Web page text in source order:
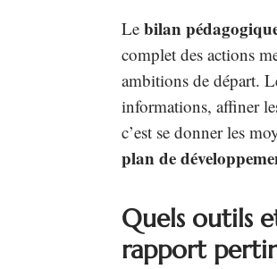
Le bilan
complet des actions
ambitions de départ.
informations, affiner
c’est se donner les
plan de
Quels outils
rapport